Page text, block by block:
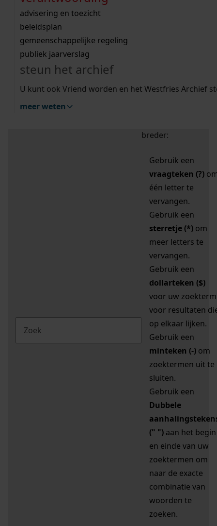
bouwvergunningen
omgevingsvergunningen
vergunningen
beeld en geluid
uitleg nodig?
Wij helpen u op weg met een aantal zoektips.
bekijk alle zoektips
Wij helpen u op weg met een aantal zoektips.
bekijk alle zoektips
bekijk ons geschiedenislokaal
advisering en toezicht
beleidsplan
gemeenschappelijke regeling
publiek jaarverslag
steun het archief
U kunt ook Vriend worden en het Westfries Archief
meer weten
zoektips
Mijn Studiezaal (inloggen)
uw zoekopdracht te
breder:
Gebruik een
vraagteken (?)
één letter te
vervangen.
Gebruik een
sterretje (*) om
meer letters te
vervangen.
Gebruik een
dollarteken ($)
voor uw zoekterm
voor resultaten
op elkaar lijken.
Gebruik een
minteken (-) om
zoektermen uit te
sluiten.
Gebruik een
Dubbele
(" ") aan het begin
en einde van uw
zoektermen om
naar de exacte
combinatie van
woorden te
zoeken.